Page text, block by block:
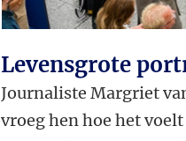
Levensgrote
Journaliste Margriet
vroeg hen hoe het